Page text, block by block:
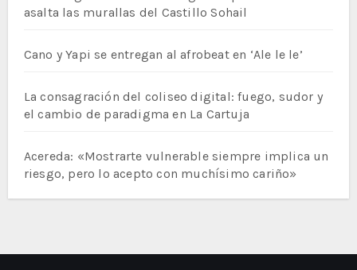
asalta las murallas del Castillo Sohail
Cano y Yapi se entregan al afrobeat en ‘Ale le le’
La consagración del coliseo digital: fuego, sudor y
el cambio de paradigma en La Cartuja
Acereda: «Mostrarte vulnerable siempre implica un
riesgo, pero lo acepto con muchísimo cariño»